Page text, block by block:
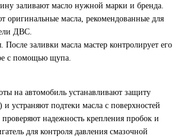
заливают масло нужной марки и бренда.
оригинальные масла, рекомендованные для
ДВС.
После заливки масла мастер контролирует его
с помощью щупа.
на автомобиль устанавливают защиту
и устраняют подтеки масла с поверхностей
проверяют надежность крепления пробок и
для контроля давления смазочной